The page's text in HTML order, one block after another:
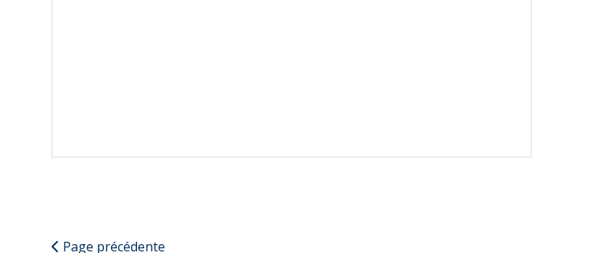
Page précédente